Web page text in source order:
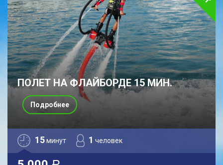
ПОЛЕТ НА ФЛАЙБОРДЕ 15 МИН.
15минут 1 человек
Подробнее